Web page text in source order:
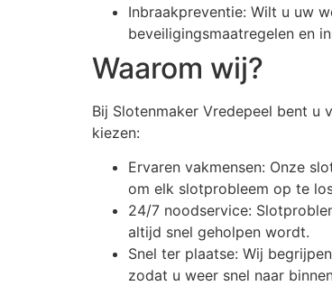
Inbraakpreventie: Wilt u uw
beveiligingsmaatregelen en
Waarom wij?
Bij Slotenmaker Vredepeel bent u
kiezen:
Ervaren vakmensen: Onze
om elk slotprobleem op te
24/7 noodservice:
altijd snel geholpen wordt.
Snel ter plaatse: Wij
zodat u weer snel naar